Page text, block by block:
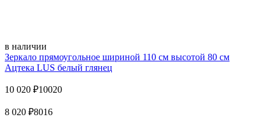
в наличии
Зеркало прямоугольное шириной 110 см высотой 80 см
Ацтека LUS белый глянец
10 020 ₽10020
8 020 ₽8016